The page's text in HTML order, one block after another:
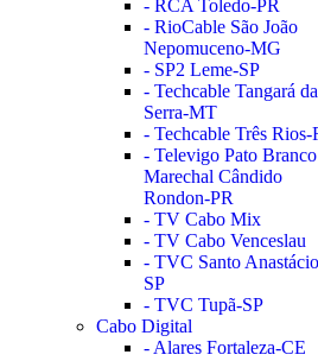
- RCA Toledo-PR
- RioCable São João
Nepomuceno-MG
- SP2 Leme-SP
- Techcable Tangará da
Serra-MT
- Techcable Três Rios-
- Televigo Pato
Marechal Cândido
Rondon-PR
- TV Cabo Mix
- TV Cabo Venceslau
- TVC Santo
SP
- TVC Tupã-SP
Cabo Digital
- Alares Fortaleza-CE